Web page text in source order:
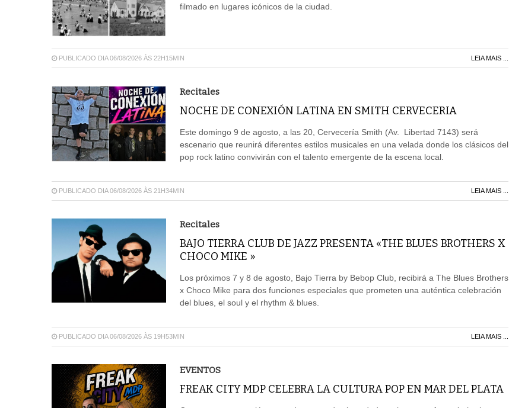
filmado en lugares icónicos de la ciudad.
PUBLICADO DIA 06/08/2026 ÀS 22H15MIN LEIA MAIS ...
Recitales
NOCHE DE CONEXIÓN LATINA EN SMITH CERVECERIA
Este domingo 9 de agosto, a las 20, Cervecería Smith (Av. Libertad 7143) será
escenario que reunirá diferentes estilos musicales en una velada donde los clásicos del
pop rock latino convivirán con el talento emergente de la escena local.
PUBLICADO DIA 06/08/2026 ÀS 21H34MIN LEIA MAIS ...
Recitales
BAJO TIERRA CLUB DE JAZZ PRESENTA «THE BLUES BROTHERS X
CHOCO MIKE »
Los próximos 7 y 8 de agosto, Bajo Tierra by Bebop Club, recibirá a The Blues Brothers
x Choco Mike para dos funciones especiales que prometen una auténtica celebración
del blues, el soul y el rhythm & blues.
PUBLICADO DIA 06/08/2026 ÀS 19H53MIN LEIA MAIS ...
EVENTOS
FREAK CITY MDP CELEBRA LA CULTURA POP EN MAR DEL PLATA